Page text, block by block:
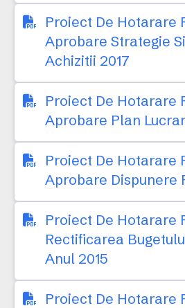
Proiect De Hotarare
Aprobare Strategie
Achizitii 2017
Proiect De Hotarare
Aprobare Plan
Proiect De Hotarare
Aprobare Dispunere
Proiect De Hotarare
Rectificarea
Anul 2015
Proiect De Hotarare